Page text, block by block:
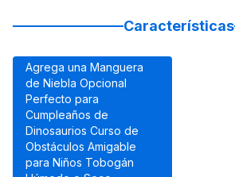
Características
Agrega una Manguera
de Niebla Opcional
Perfecto para
Cumpleaños de
Dinosaurios Curso de
Obstáculos Amigable
para Niños Tobogán